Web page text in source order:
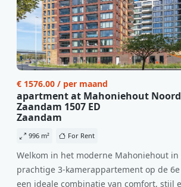
€ 1576.00 / per maand
apartment at Mahoniehout
Zaandam 1507 ED
Zaandam
996 m² For Rent
Welkom in het moderne Mahoniehout in
prachtige 3-kamerappartement op de
een ideale combinatie van comfort, stijl